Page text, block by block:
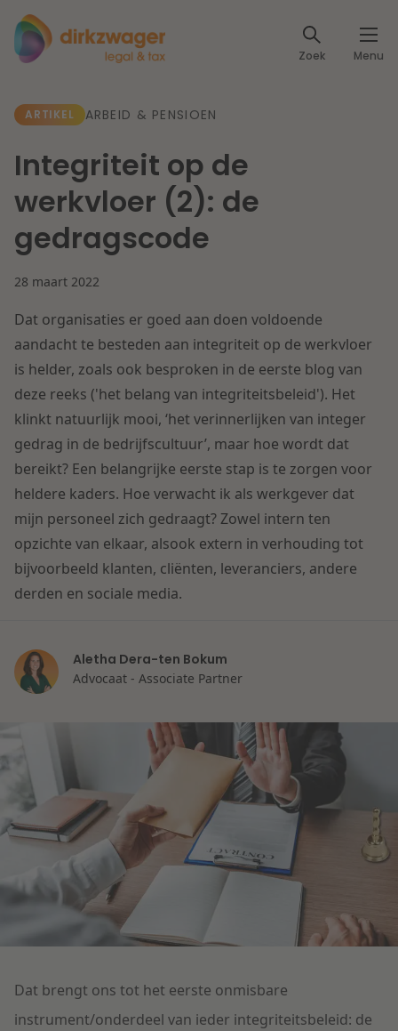
Zoek Menu
Expertises
Fiscaal
Arbeid & Pensioen
IE & Innovatie
Herstructurering & Insolventie
Energie
Zorg & Sociaal domein
Vastgoed
Overheid & Omgeving
Aansprakelijkheid & Verzekering
Litigation
Onderwijs
Lees meer
Dichtbij een toekomstbestendige zorg
Lees meer
Dichtbij de kansen en uitdagingen in de
woningbouw
Lees meer
Dichtbij de wendbare onderneming
Lees meer
Artikelen
Klantcases
Events
Specialisten
Over Dirkzwager
Internationale partners
Nieuws
Werken bij
Contact
Nederlands
ARTIKEL ARBEID & PENSIOEN
Integriteit op de
werkvloer (2): de
gedragscode
28 maart 2022
Dat organisaties er goed aan doen voldoende
aandacht te besteden aan integriteit op de werkvloer
is helder, zoals ook besproken in de eerste blog van
deze reeks ('het belang van integriteitsbeleid'). Het
klinkt natuurlijk mooi, ‘het verinnerlijken van integer
gedrag in de bedrijfscultuur’, maar hoe wordt dat
bereikt? Een belangrijke eerste stap is te zorgen voor
heldere kaders. Hoe verwacht ik als werkgever dat
mijn personeel zich gedraagt? Zowel intern ten
opzichte van elkaar, alsook extern in verhouding tot
bijvoorbeeld klanten, cliënten, leveranciers, andere
derden en sociale media.
Aletha Dera-ten Bokum
Advocaat - Associate Partner
Dat brengt ons tot het eerste onmisbare
instrument/onderdeel van ieder integriteitsbeleid: de